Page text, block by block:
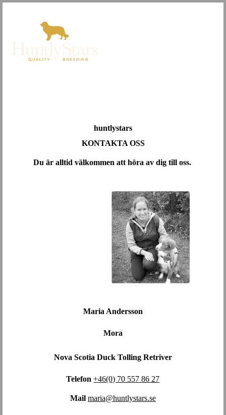
huntlystars
KONTAKTA OSS
Du är alltid välkommen att höra av dig till oss.
Maria Andersson
Mora
Nova Scotia Duck Tolling Retriver
Telefon +46(0) 70 557 86 27
Mail maria@huntlystars.se